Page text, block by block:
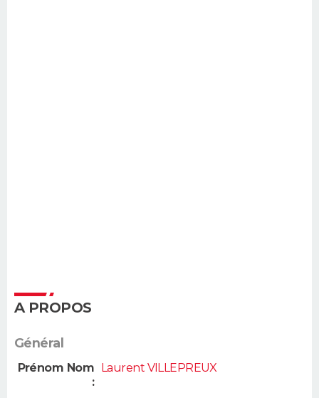
A PROPOS
Général
Prénom Nom
:
Laurent VILLEPREUX